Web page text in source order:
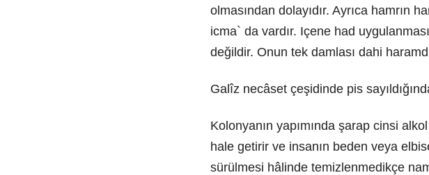
olmasından dolayıdır. Ayrıca hamrın
icma` da vardır. Içene had
değildir. Onun tek damlası dahi
Galîz necâset çeşidinde pis
Kolonyanın yapımında şarap cinsi alkol
hale getirir ve insanın beden veya
sürülmesi hâlinde temizlenmedikçe